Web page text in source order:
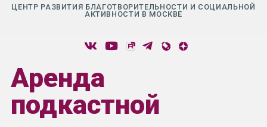
ЦЕНТР РАЗВИТИЯ БЛАГОТВОРИТЕЛЬНОСТИ И СОЦИАЛЬНОЙ
АКТИВНОСТИ В МОСКВЕ
Аренда
подкастной